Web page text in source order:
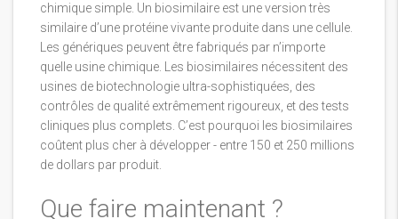
chimique simple. Un biosimilaire est une version très
similaire d’une protéine vivante produite dans une cellule.
Les génériques peuvent être fabriqués par n’importe
quelle usine chimique. Les biosimilaires nécessitent des
usines de biotechnologie ultra-sophistiquées, des
contrôles de qualité extrêmement rigoureux, et des tests
cliniques plus complets. C’est pourquoi les biosimilaires
coûtent plus cher à développer - entre 150 et 250 millions
de dollars par produit.
Que faire maintenant ?